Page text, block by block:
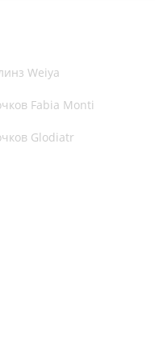
Weiya
Fabia Monti
Glodiatr